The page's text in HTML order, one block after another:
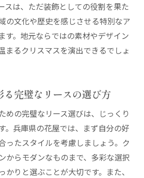
スは、ただ装飾としての役割を果た
の文化や歴史を感じさせる特別なア
す。地元ならではの素材やデザイン
まるクリスマスを演出できるでしょ
る完璧なリースの選び方
めの完璧なリース選びは、じっくり
。兵庫県の花屋では、まず自分の好
ったスタイルを考慮しましょう。ク
からモダンなものまで、多彩な選択
かりと選ぶことが大切です。また、